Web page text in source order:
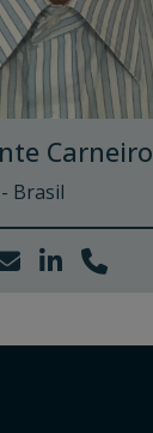
Carneiro
Brasil